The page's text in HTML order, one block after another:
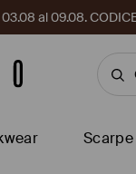
al 09.08.
Scarpe